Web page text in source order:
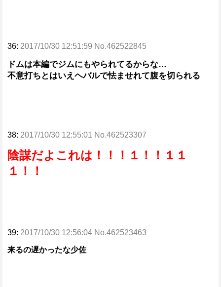
36: 2017/10/30 12:51:59 No.462522845
ドムは本編でジムにもやられてるからな…
不意打ちとはいえヘバルで怯ませれて腹を切られる
38: 2017/10/30 12:55:01 No.462523307
陰謀だよこれは！！！１！！１１
１！！
39: 2017/10/30 12:56:04 No.462523463
来るの遅かったな少佐